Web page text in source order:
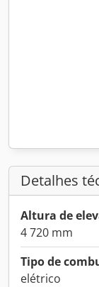
Detalhes
Altura de
4 720 mm
Tipo de
elétrico